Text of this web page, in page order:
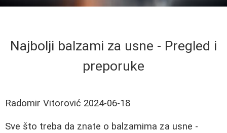
Najbolji balzami za usne - Pregled i
preporuke
Radomir Vitorović 2024-06-18
Sve što treba da znate o balzamima za usne -